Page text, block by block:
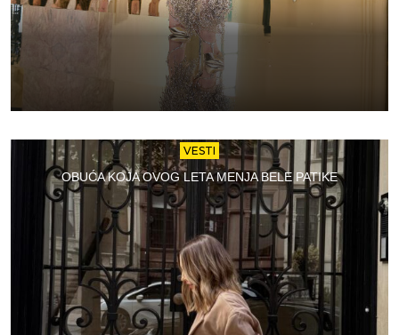
VESTI
OBUĆA KOJA OVOG LETA MENJA BELE PATIKE